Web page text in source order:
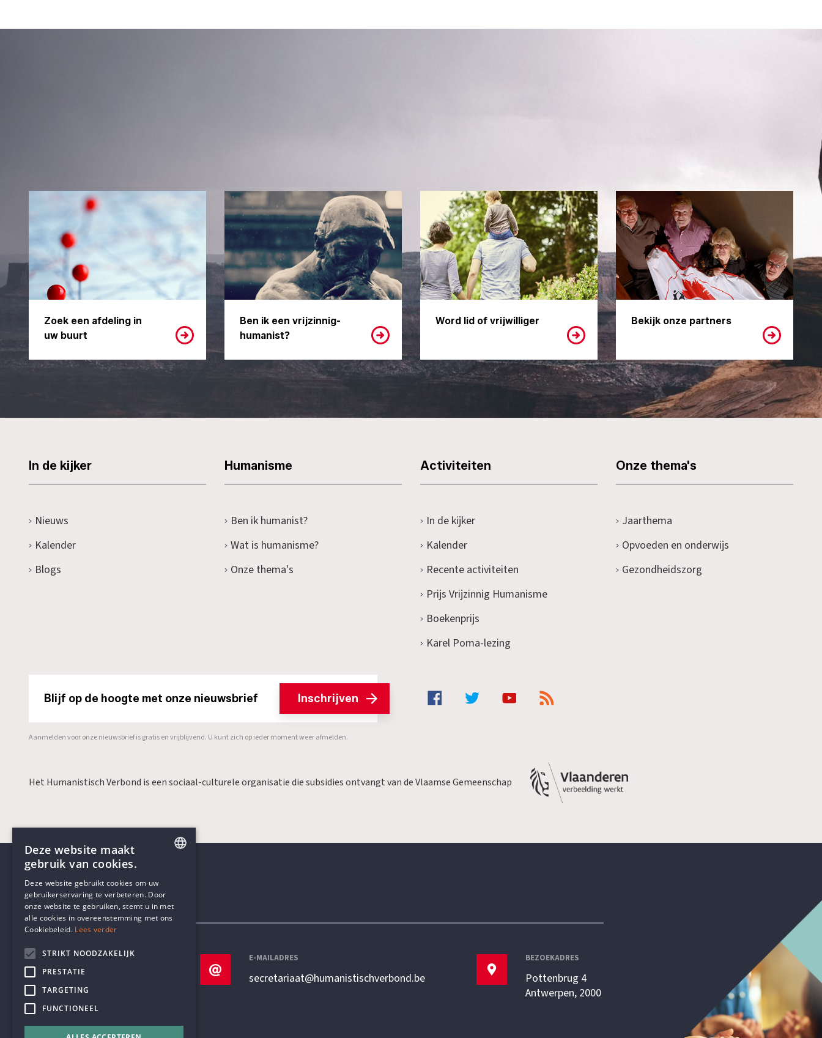
Zoek een afdeling in
uw buurt
Ben ik een vrijzinnig-
humanist?
Word lid of vrijwilliger Bekijk onze partners
In de kijker
Nieuws
Kalender
Blogs
Humanisme
Ben ik humanist?
Wat is humanisme?
Onze thema's
Activiteiten
In de kijker
Kalender
Recente activiteiten
Prijs Vrijzinnig Humanisme
Boekenprijs
Karel Poma-lezing
Onze thema's
Jaarthema
Opvoeden en onderwijs
Gezondheidszorg
Blijf op de hoogte met onze nieuwsbrief Inschrijven
Aanmelden voor onze nieuwsbrief is gratis en vrijblijvend. U kunt zich op ieder moment weer afmelden.
Het Humanistisch Verbond is een sociaal-culturele organisatie die subsidies ontvangt van de Vlaamse Gemeenschap
Contactgegevens
TELEFOON
+32 3 233 70 32
E-MAILADRES
secretariaat@humanistischverbond.be
BEZOEKADRES
Pottenbrug 4
Antwerpen, 2000
DUTCH
Deze website maakt
gebruik van cookies.
Deze website gebruikt cookies om uw
gebruikerservaring te verbeteren. Door
onze website te gebruiken, stemt u in met
alle cookies in overeenstemming met ons
Cookiebeleid. Lees verder
STRIKT NOODZAKELIJK
PRESTATIE
TARGETING
FUNCTIONEEL